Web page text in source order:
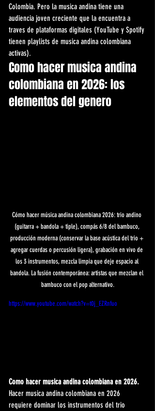
Colombia. Pero la musica andina tiene una
audiencia joven creciente que la encuentra a
traves de plataformas digitales (YouTube y Spotify
tienen playlists de musica andina colombiana
activas).
Como hacer musica andina
colombiana en 2026: los
elementos del genero
Cómo hacer música andina colombiana 2026: trio andino
(guitarra + bandola + tiple), compás 6/8 del bambuco,
producción moderna (conservar la base acústica del trio +
agregar cuerdas o percusión ligera), grabación en vivo de
los 3 instrumentos, mezcla limpia que deje espacio al
bandola. La fusión contemporánea: artistas que mezclan el
bambuco con el pop alternativo.
https://www.youtube.com/watch?v=t0j_EZRnfuo
Como hacer musica andina colombiana en 2026.
Hacer musica andina colombiana en 2026
requiere dominar los instrumentos del trio